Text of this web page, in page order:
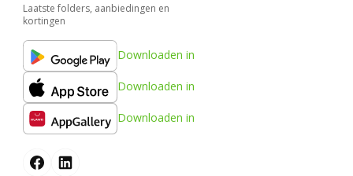
Laatste folders, aanbiedingen en
kortingen
Downloaden in
Downloaden in
Downloaden in